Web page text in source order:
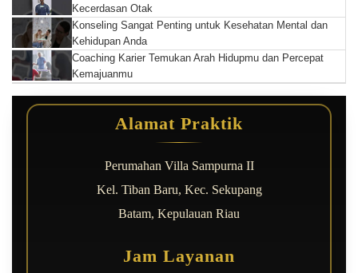
Kecerdasan Otak
Konseling Sangat Penting untuk Kesehatan Mental dan
Kehidupan Anda
Coaching Karier Temukan Arah Hidupmu dan Percepat
Kemajuanmu
Alamat Praktik
Perumahan Villa Sampurna II
Kel. Tiban Baru, Kec. Sekupang
Batam, Kepulauan Riau
Jam Layanan